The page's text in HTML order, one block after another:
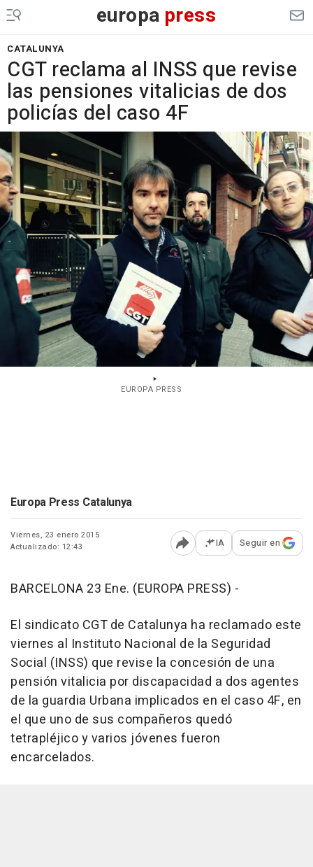
europa press
CATALUNYA
CGT reclama al INSS que revise
las pensiones vitalicias de dos
policías del caso 4F
EUROPA PRESS
Europa Press Catalunya
Viernes, 23 enero 2015
Actualizado: 12:43
Abrir opciones para
IA Seguir en
BARCELONA 23 Ene. (EUROPA PRESS) -
El sindicato CGT de Catalunya ha reclamado este
viernes al Instituto Nacional de la Seguridad
Social (INSS) que revise la concesión de una
pensión vitalicia por discapacidad a dos agentes
de la guardia Urbana implicados en el caso 4F, en
el que uno de sus compañeros quedó
tetrapléjico y varios jóvenes fueron
encarcelados.